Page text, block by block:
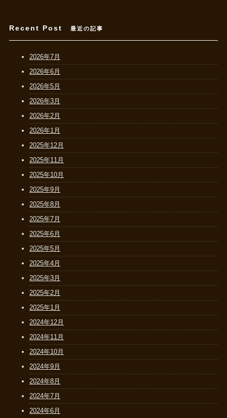
Recent Post 最近の記事
2026年7月
2026年6月
2026年5月
2026年3月
2026年2月
2026年1月
2025年12月
2025年11月
2025年10月
2025年9月
2025年8月
2025年7月
2025年6月
2025年5月
2025年4月
2025年3月
2025年2月
2025年1月
2024年12月
2024年11月
2024年10月
2024年9月
2024年8月
2024年7月
2024年6月